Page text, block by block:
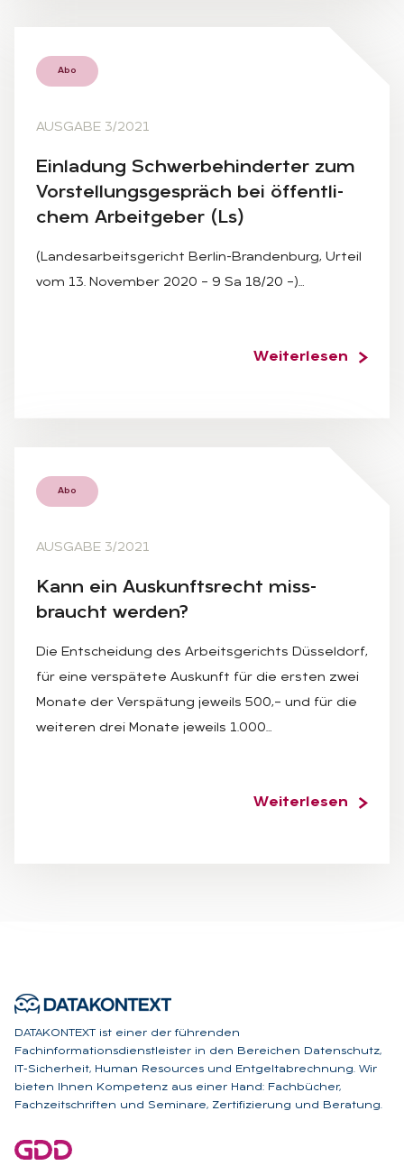
Abo
AUSGABE 3/2021
Ein­la­dung Schwer­be­hin­der­ter zum
Vor­stel­lungs­ge­spräch bei öf­fent­li­
chem Ar­beit­ge­ber (Ls)
(Landesarbeitsgericht Berlin-Brandenburg, Urteil
vom 13. November 2020 – 9 Sa 18/20 –)…
Weiterlesen
Abo
AUSGABE 3/2021
Kann ein Aus­kunfts­recht miss­
braucht wer­den?
Die Entscheidung des Arbeitsgerichts Düsseldorf,
für eine verspätete Auskunft für die ersten zwei
Monate der Verspätung jeweils 500,– und für die
weiteren drei Monate jeweils 1.000…
Weiterlesen
DATAKONTEXT ist einer der führenden
Fachinformationsdienstleister in den Bereichen Datenschutz,
IT-Sicherheit, Human Resources und Entgeltabrechnung. Wir
bieten Ihnen Kompetenz aus einer Hand: Fachbücher,
Fachzeitschriften und Seminare, Zertifizierung und Beratung.